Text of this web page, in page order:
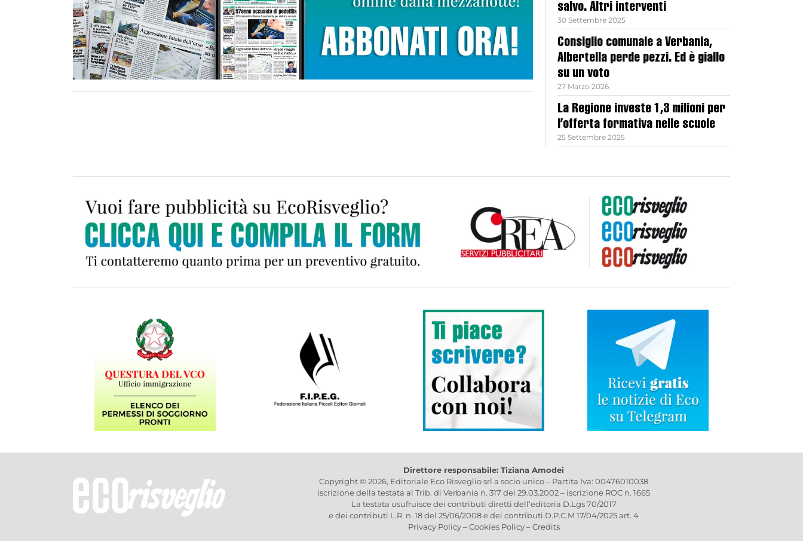
salvo. Altri interventi
30 Settembre 2025
Consiglio comunale a Verbania,
Albertella perde pezzi. Ed è giallo
su un voto
27 Marzo 2026
La Regione investe 1,3 milioni per
l’offerta formativa nelle scuole
25 Settembre 2025
Direttore responsabile: Tiziana Amodei
Copyright © 2026, Editoriale Eco Risveglio srl a socio unico – Partita Iva: 00476010038
iscrizione della testata al Trib. di Verbania n. 317 del 29.03.2002 – iscrizione ROC n. 1665
La testata usufruisce dei contributi diretti dell’editoria D.Lgs 70/2017
e dei contributi L.R. n. 18 del 25/06/2008 e dei contributi D.P.C.M 17/04/2025 art. 4
Privacy Policy–Cookies Policy–Credits